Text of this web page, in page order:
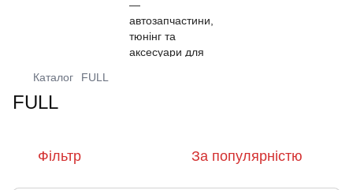
Каталог FULL
FULL
Фільтр За популярністю